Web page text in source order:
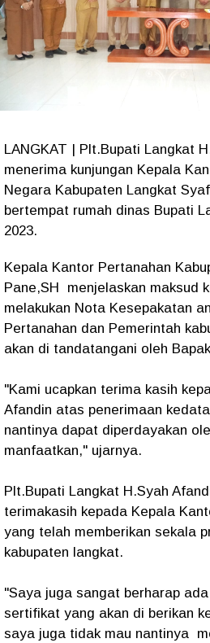
LANGKAT | Plt.Bupati Langkat
menerima kunjungan Kepala
Negara Kabupaten Langkat
bertempat rumah dinas Bupati
2023.
Kepala Kantor Pertanahan
Pane,SH menjelaskan maksud
melakukan Nota Kesepakatan
Pertanahan dan Pemerintah
akan di tandatangani oleh
"Kami ucapkan terima kasih
Afandin atas penerimaan
nantinya dapat diperdayakan
manfaatkan," ujarnya.
Plt.Bupati Langkat H.Syah
terimakasih kepada Kepala
yang telah memberikan sekala
kabupaten langkat.
"Saya juga sangat berharap
sertifikat yang akan di berikan
saya juga tidak mau nantinya